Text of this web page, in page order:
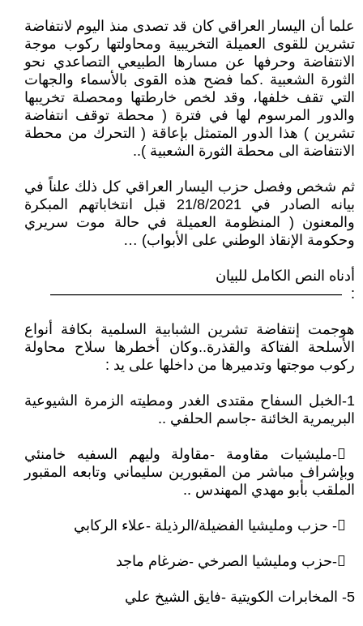
علما أن اليسار العراقي كان قد تصدى منذ اليوم لانتفاضة
تشرين للقوى العميلة التخريبية ومحاولتها ركوب موجة
الانتفاضة وحرفها عن مسارها الطبيعي التصاعدي نحو
الثورة الشعبية . كما فضح هذه القوى بالأسماء والجهات
التي تقف خلفها، وقد لخص خارطتها ومحصلة تخريبها
والدور المرسوم لها في فترة ( محطة توقف انتفاضة
تشرين ) هذا الدور المتمثل بإعاقة ( التحرك من محطة
الانتفاضة الى محطة الثورة الشعبية )..
ثم شخص وفصل حزب اليسار العراقي كل ذلك علناً في
بيانه الصادر في 21/8/2021 قبل انتخاباتهم المبكرة
والمعنون ( المنظومة العميلة في حالة موت سريري
وحكومة الإنقاذ الوطني على الأبواب) …
أدناه النص الكامل للبيان
: ————————————————————
هوجمت إنتفاضة تشرين الشبابية السلمية بكافة أنواع
الأسلحة الفتاكة والقذرة..وكان أخطرها سلاح محاولة
ركوب موجتها وتدميرها من داخلها على يد :
1-الخبل السفاح مقتدى الغدر ومطيته الزمرة الشيوعية
البريمرية الخائنة -جاسم الحلفي ..
𔆒-مليشيات مقاومة -مقاولة وليهم السفيه خامنئي
وبإشراف مباشر من المقبورين سليماني وتابعه المقبور
الملقب بأبو مهدي المهندس ..
5- المخابرات الكويتية -فايق الشيخ علي